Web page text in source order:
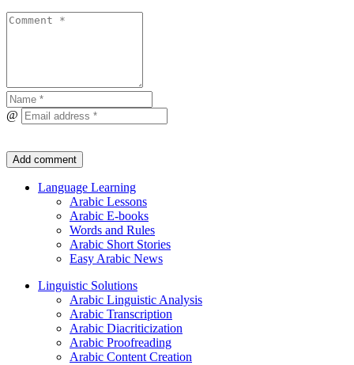
@
Language Learning
Arabic Lessons
Arabic E-books
Words and Rules
Arabic Short Stories
Easy Arabic News
Linguistic Solutions
Arabic Linguistic Analysis
Arabic Transcription
Arabic Diacriticization
Arabic Proofreading
Arabic Content Creation